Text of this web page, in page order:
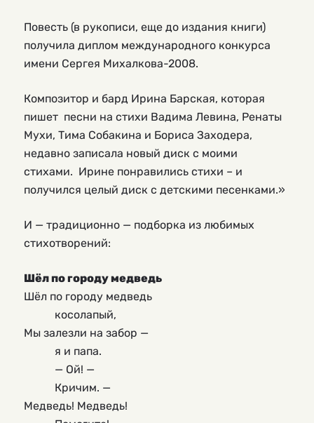
Повесть (в рукописи, еще до издания книги)
получила диплом международного конкурса
имени Сергея Михалкова-2008.
Композитор и бард Ирина Барская, которая
пишет песни на стихи Вадима Левина, Ренаты
Мухи, Тима Собакина и Бориса Заходера,
недавно записала новый диск с моими
стихами. Ирине понравились стихи – и
получился целый диск с детскими песенками.»
И — традиционно — подборка из любимых
стихотворений:
Шёл по городу медведь
Шёл по городу медведь
косолапый,
Мы залезли на забор —
я и папа.
— Ой! —
Кричим. —
Медведь! Медведь!